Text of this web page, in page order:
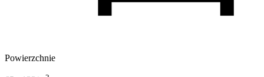
Powierzchnie